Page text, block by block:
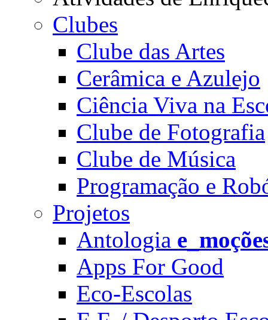
Clubes
Clube das Artes
Cerâmica e Azulejo
Ciência Viva na
Clube de Fotografia
Clube de Música
Programação e
Projetos
Antologia
Apps For Good
Eco-Escolas